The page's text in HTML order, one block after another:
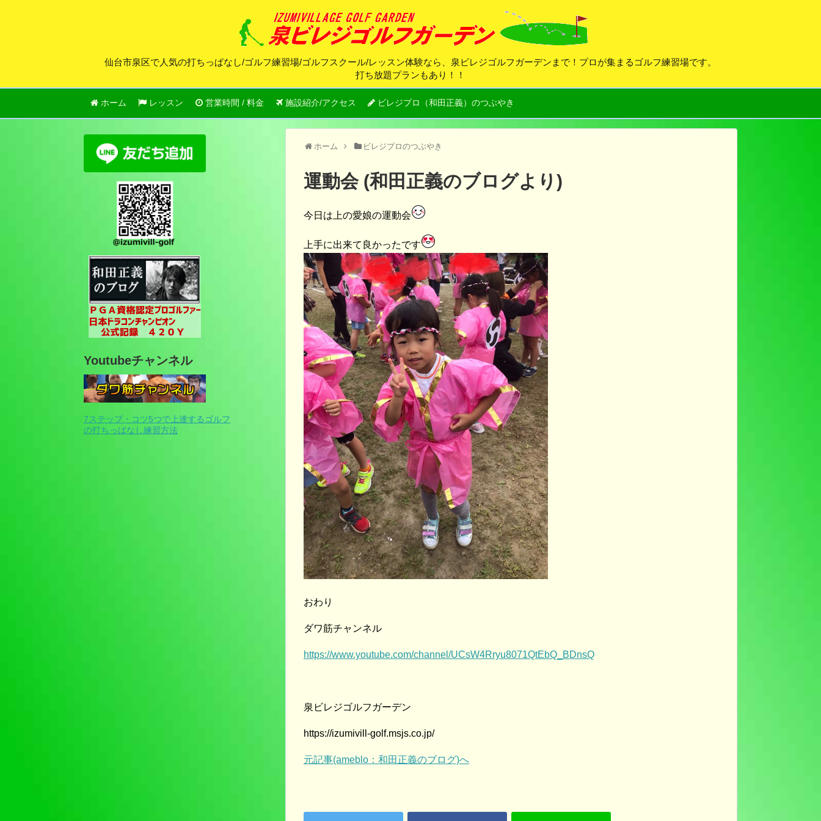
仙台市泉区で人気の打ちっぱなし/ゴルフ練習場/ゴルフスクール/レッスン体験なら、泉ビレジゴルフガーデンまで！プロが集まるゴルフ練習場です。
打ち放題プランもあり！！
ホーム レッスン 営業時間 / 料金 施設紹介/アクセス ビレジプロ（和田正義）のつぶやき
ホーム ビレジプロのつぶやき
運動会 (和田正義のブログより)
今日は上の愛娘の運動会
上手に出来て良かったです
おわり
ダワ筋チャンネル
https://www.youtube.com/channel/UCsW4Rryu8071QtEbQ_BDnsQ
泉ビレジゴルフガーデン
https://izumivill-golf.msjs.co.jp/
元記事(ameblo：和田正義のブログ)へ
Youtubeチャンネル
7ステップ・コツ5つで上達するゴルフ
の打ちっぱなし練習方法